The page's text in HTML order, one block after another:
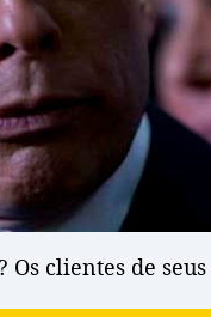
Os clientes de